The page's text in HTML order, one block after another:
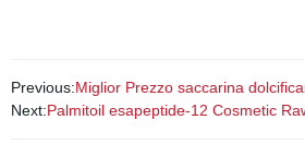
Previous:Miglior Prezzo saccarina
Next:Palmitoil esapeptide-12 Cosmetic